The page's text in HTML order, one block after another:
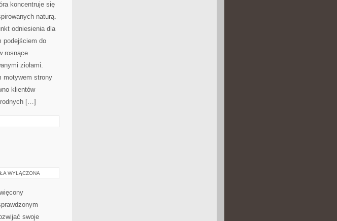
koncentruje się
naturą.
odniesienia dla
podejściem do
rosnące
ziołami.
motywem strony
klientów
[…]
WYŁĄCZONA
swoje